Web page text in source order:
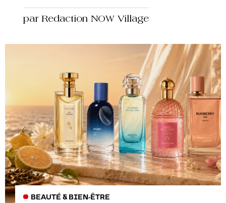
par Redaction NOW Village
BEAUTÉ & BIEN-ÊTRE